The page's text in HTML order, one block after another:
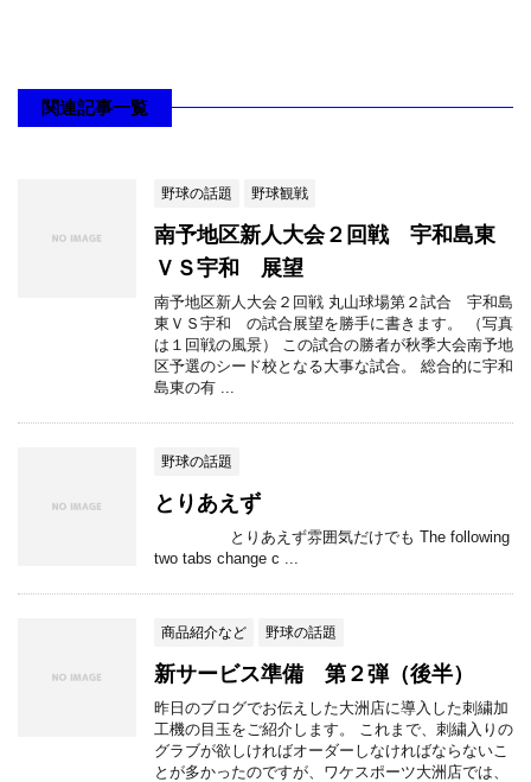
関連記事一覧
野球の話題 野球観戦
南予地区新人大会２回戦 宇和島東
ＶＳ宇和 展望
南予地区新人大会２回戦 丸山球場第２試合 宇和島
東ＶＳ宇和 の試合展望を勝手に書きます。 （写真
は１回戦の風景） この試合の勝者が秋季大会南予地
区予選のシード校となる大事な試合。 総合的に宇和
島東の有 ...
野球の話題
とりあえず
とりあえず雰囲気だけでも The following
two tabs change c ...
商品紹介など 野球の話題
新サービス準備 第２弾（後半）
昨日のブログでお伝えした大洲店に導入した刺繍加
工機の目玉をご紹介します。 これまで、刺繍入りの
グラブが欲しければオーダーしなければならないこ
とが多かったのですが、ワケスポーツ大洲店では、